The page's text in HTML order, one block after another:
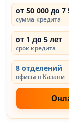
от 50 000 до 7
сумма кредита
от 1 до 5 лет
срок кредита
8 отделений
офисы в Казани